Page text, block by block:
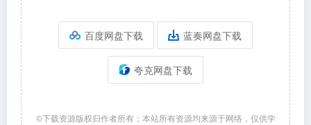
百度网盘下载 蓝奏网盘下载
夸克网盘下载
©下载资源版权归作者所有；本站所有资源均来源于网络，仅供学